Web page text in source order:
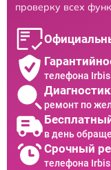
проверку всех
телефона
ремонт по
в день
Срочный
телефона